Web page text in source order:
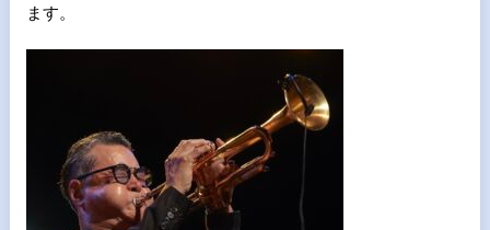
ます。